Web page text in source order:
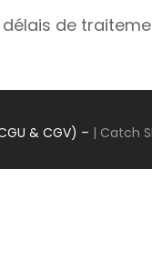
de
& CGV) – | Catch